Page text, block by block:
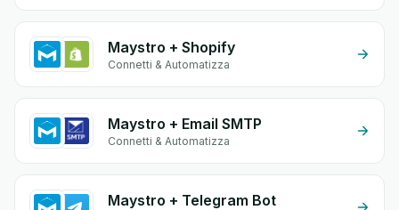
Maystro + Shopify
Connetti & Automatizza
Maystro + Email SMTP
Connetti & Automatizza
Maystro + Telegram Bot